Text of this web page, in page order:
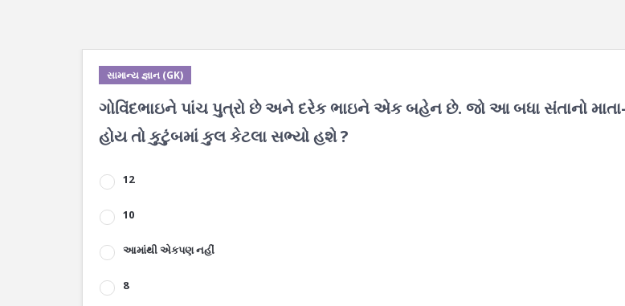
સામાન્ય જ્ઞાન (GK)
ગોવિંદભાઇને પાંચ પુત્રો છે અને દરેક ભાઇને એક બહેન છે. જો આ બધા સંતાનો માતા-
હોય તો કુટુંબમાં કુલ કેટલા સભ્યો હશે ?
12
10
આમાંથી એકપણ નહીં
8